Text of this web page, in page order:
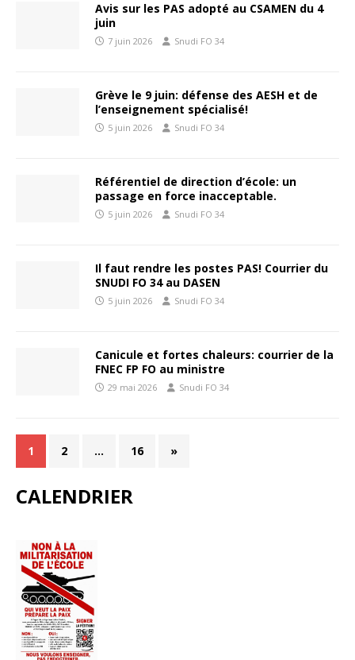
Avis sur les PAS adopté au CSAMEN du 4
juin
7 juin 2026 Snudi FO 34
Grève le 9 juin: défense des AESH et de
l’enseignement spécialisé!
5 juin 2026 Snudi FO 34
Référentiel de direction d’école: un
passage en force inacceptable.
5 juin 2026 Snudi FO 34
Il faut rendre les postes PAS! Courrier du
SNUDI FO 34 au DASEN
5 juin 2026 Snudi FO 34
Canicule et fortes chaleurs: courrier de la
FNEC FP FO au ministre
29 mai 2026 Snudi FO 34
1 2 … 16 »
CALENDRIER